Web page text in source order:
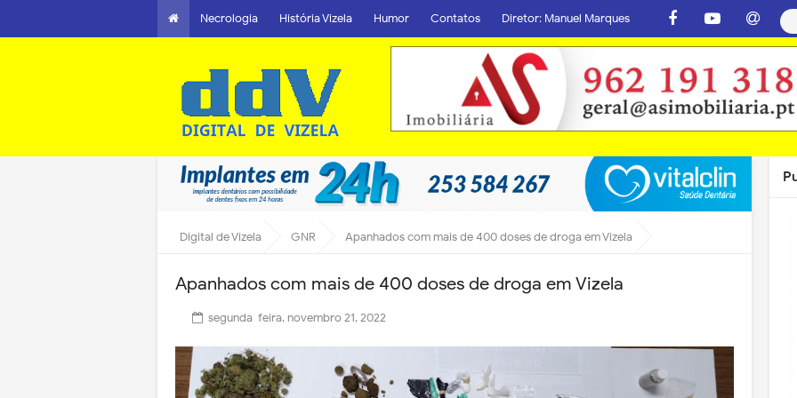
Necrologia História Vizela Humor Contatos Diretor: Manuel Marques
Digital de Vizela GNR Apanhados com mais de 400 doses de droga em Vizela
Apanhados com mais de 400 doses de droga em Vizela
segunda-feira, novembro 21, 2022